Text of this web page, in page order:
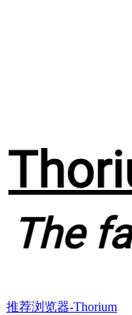
推荐浏览器-Thorium